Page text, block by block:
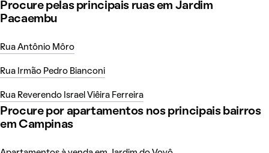
Procure pelas principais ruas em Jardim
Pacaembu
Rua Antônio Môro
Rua Irmão Pedro Bianconi
Rua Reverendo Israel Viêira Ferreira
Procure por apartamentos nos principais bairros
em Campinas